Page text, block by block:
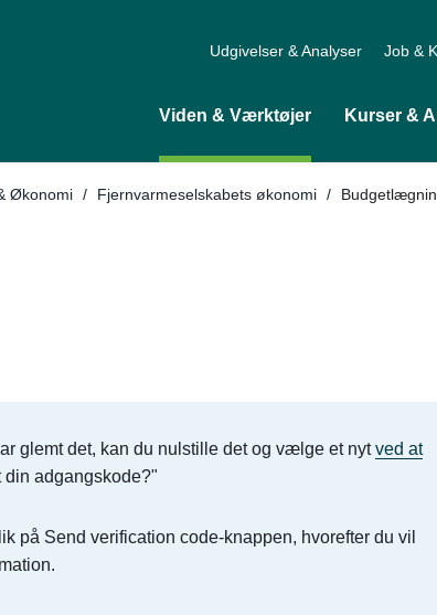
Udgivelser & Analyser Job &
Viden & Værktøjer Kurser &
Økonomi / Tilbage til
Fjernvarmeselskabets økonomi /
glemt det, kan du nulstille det og vælge et nytved at
adgangskode?"
på Send verification code-knappen, hvorefter du vil